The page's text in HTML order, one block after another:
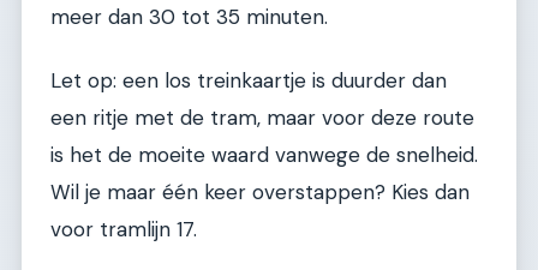
meer dan 30 tot 35 minuten.
Let op: een los treinkaartje is duurder dan
een ritje met de tram, maar voor deze route
is het de moeite waard vanwege de snelheid.
Wil je maar één keer overstappen? Kies dan
voor tramlijn 17.